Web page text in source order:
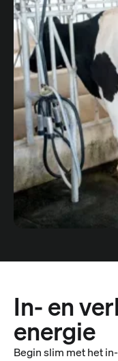
In- en
energie
Begin slim met het